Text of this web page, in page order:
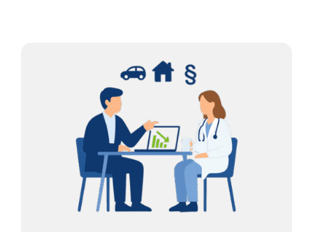
Zahlen Sie zu viel Steuern?
Die Rechtsformwahl, der Pkw, Investitionen - es gibt
viele Stellschrauben, die sich auf Ihre
Steuerbelastung auswirken. Unsere Experten
werfen mindestens einmal im Jahr einen Blick auf